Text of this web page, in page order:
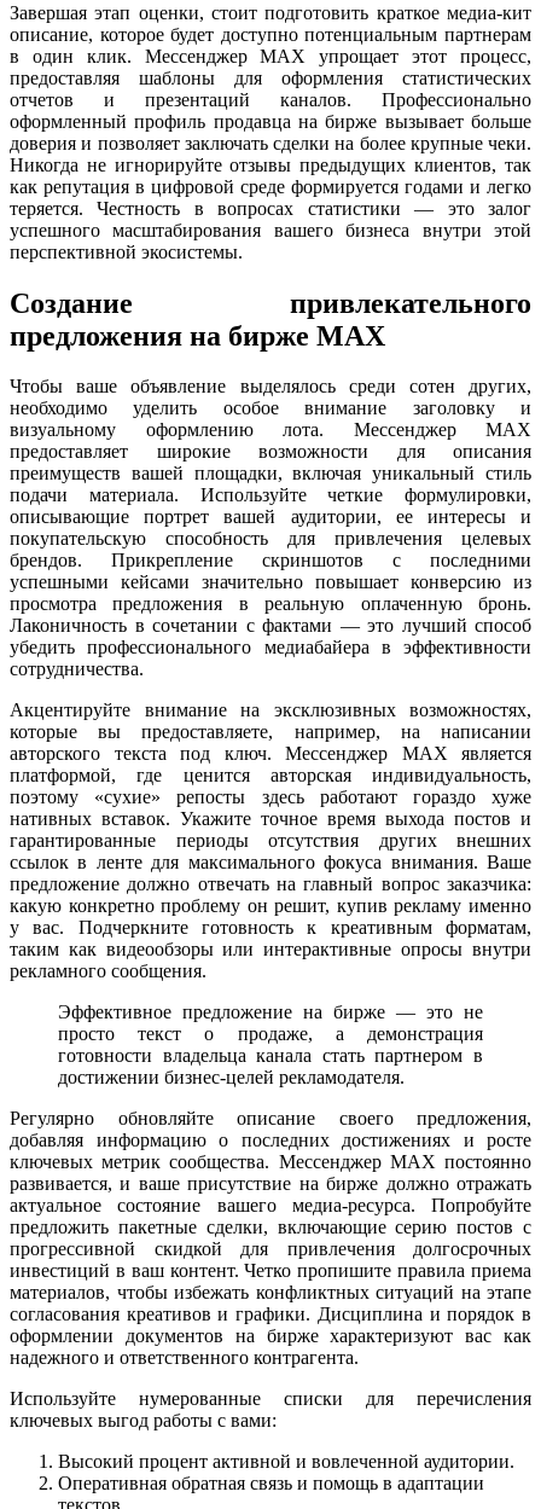
Завершая этап оценки, стоит подготовить краткое медиа-кит
описание, которое будет доступно потенциальным партнерам
в один клик. Мессенджер MAX упрощает этот процесс,
предоставляя шаблоны для оформления статистических
отчетов и презентаций каналов. Профессионально
оформленный профиль продавца на бирже вызывает больше
доверия и позволяет заключать сделки на более крупные чеки.
Никогда не игнорируйте отзывы предыдущих клиентов, так
как репутация в цифровой среде формируется годами и легко
теряется. Честность в вопросах статистики — это залог
успешного масштабирования вашего бизнеса внутри этой
перспективной экосистемы.
Создание привлекательного
предложения на бирже MAX
Чтобы ваше объявление выделялось среди сотен других,
необходимо уделить особое внимание заголовку и
визуальному оформлению лота. Мессенджер MAX
предоставляет широкие возможности для описания
преимуществ вашей площадки, включая уникальный стиль
подачи материала. Используйте четкие формулировки,
описывающие портрет вашей аудитории, ее интересы и
покупательскую способность для привлечения целевых
брендов. Прикрепление скриншотов с последними
успешными кейсами значительно повышает конверсию из
просмотра предложения в реальную оплаченную бронь.
Лаконичность в сочетании с фактами — это лучший способ
убедить профессионального медиабайера в эффективности
сотрудничества.
Акцентируйте внимание на эксклюзивных возможностях,
которые вы предоставляете, например, на написании
авторского текста под ключ. Мессенджер MAX является
платформой, где ценится авторская индивидуальность,
поэтому «сухие» репосты здесь работают гораздо хуже
нативных вставок. Укажите точное время выхода постов и
гарантированные периоды отсутствия других внешних
ссылок в ленте для максимального фокуса внимания. Ваше
предложение должно отвечать на главный вопрос заказчика:
какую конкретно проблему он решит, купив рекламу именно
у вас. Подчеркните готовность к креативным форматам,
таким как видеообзоры или интерактивные опросы внутри
рекламного сообщения.
Эффективное предложение на бирже — это не
просто текст о продаже, а демонстрация
готовности владельца канала стать партнером в
достижении бизнес-целей рекламодателя.
Регулярно обновляйте описание своего предложения,
добавляя информацию о последних достижениях и росте
ключевых метрик сообщества. Мессенджер MAX постоянно
развивается, и ваше присутствие на бирже должно отражать
актуальное состояние вашего медиа-ресурса. Попробуйте
предложить пакетные сделки, включающие серию постов с
прогрессивной скидкой для привлечения долгосрочных
инвестиций в ваш контент. Четко пропишите правила приема
материалов, чтобы избежать конфликтных ситуаций на этапе
согласования креативов и графики. Дисциплина и порядок в
оформлении документов на бирже характеризуют вас как
надежного и ответственного контрагента.
Используйте нумерованные списки для перечисления
ключевых выгод работы с вами:
Высокий процент активной и вовлеченной аудитории.
Оперативная обратная связь и помощь в адаптации